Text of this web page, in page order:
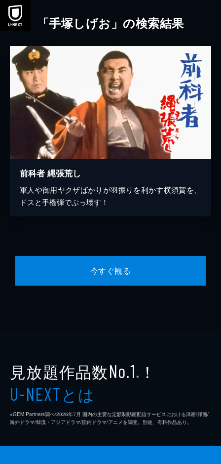
本文へスキップ
「手塚しげお」の検索結果
前科者 縄張荒し
軍人や御用ヤクザばかりが羽振りを利かす横須賀を、
ドスと手榴弾でぶっ壊す！
今すぐ観る
見放題作品数No.1 ※ ！
U-NEXTとは
※GEM Partners調べ/2026年7⽉ 国内の主要な定額制動画配信サービスにおける洋画/邦画/
海外ドラマ/韓流・アジアドラマ/国内ドラマ/アニメを調査。別途、有料作品あり。